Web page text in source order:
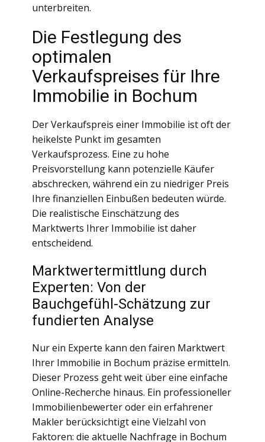
unterbreiten.
Die Festlegung des
optimalen
Verkaufspreises für Ihre
Immobilie in Bochum
Der Verkaufspreis einer Immobilie ist oft der
heikelste Punkt im gesamten
Verkaufsprozess. Eine zu hohe
Preisvorstellung kann potenzielle Käufer
abschrecken, während ein zu niedriger Preis
Ihre finanziellen Einbußen bedeuten würde.
Die realistische Einschätzung des
Marktwerts Ihrer Immobilie ist daher
entscheidend.
Marktwertermittlung durch
Experten: Von der
Bauchgefühl-Schätzung zur
fundierten Analyse
Nur ein Experte kann den fairen Marktwert
Ihrer Immobilie in Bochum präzise ermitteln.
Dieser Prozess geht weit über eine einfache
Online-Recherche hinaus. Ein professioneller
Immobilienbewerter oder ein erfahrener
Makler berücksichtigt eine Vielzahl von
Faktoren: die aktuelle Nachfrage in Bochum